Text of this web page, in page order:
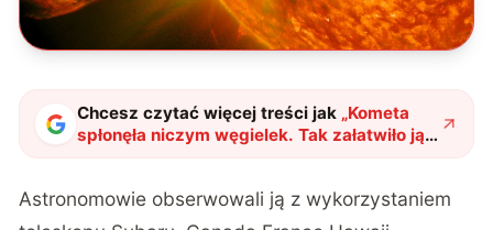
Chcesz czytać więcej treści jak „Kometa
spłonęła niczym węgielek. Tak załatwiło ją
Słońce"?
Astronomowie obserwowali ją z wykorzystaniem